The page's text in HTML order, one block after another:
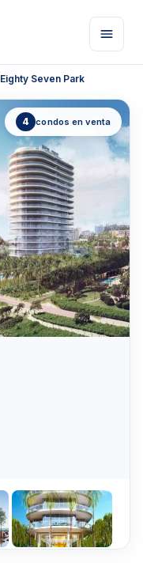
Eighty Seven Park
4 condos en venta